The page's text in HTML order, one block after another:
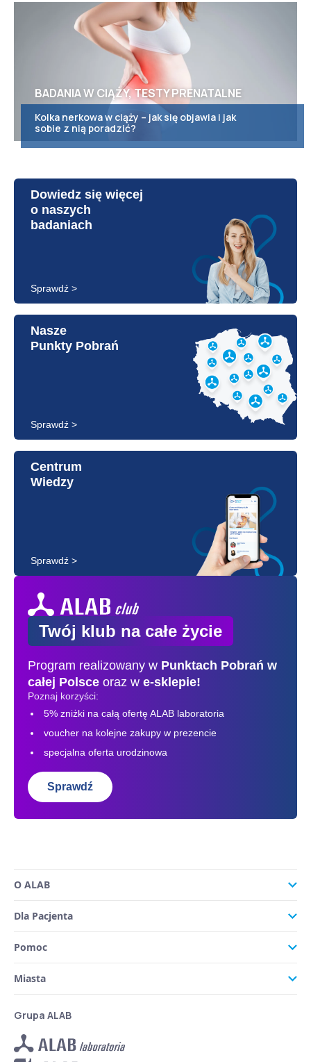
BADANIA W CIĄŻY, TESTY PRENATALNE
Kolka nerkowa w ciąży – jak się objawia i jak
sobie z nią poradzić?
Dowiedz się więcej
o naszych
badaniach
Sprawdź >
Nasze
Punkty Pobrań
Sprawdź >
Centrum
Wiedzy
Sprawdź >
Twój klub na całe życie
Program realizowany w Punktach Pobrań w
całej Polsce oraz w e-sklepie!
Poznaj korzyści:
5% zniżki na całą ofertę ALAB laboratoria
voucher na kolejne zakupy w prezencie
specjalna oferta urodzinowa
Sprawdź
O ALAB
Dla Pacjenta
Pomoc
Miasta
Grupa ALAB